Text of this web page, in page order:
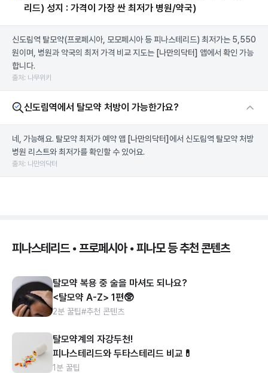
리드) 성지 : 가격이 가장 싼 최저가 병원/약국)
신도림역 탈모약(프로페시아, 모모페시아 등 피나스테리드) 최저가는 5,550
원이며, 병원과 약국의 최저 가격 비교 지도는 [나만의닥터] 앱에서 확인 가능
합니다.
출처: 나무위키
신도림역에서 탈모약 처방이 가능한가요?
네, 가능해요. 탈모약 최저가 예약 앱 [나만의닥터] 에서 신도림역 탈모약 처방
병원 리스트와 최저가를 확인할 수 있어요.
출처: 나만의닥터
피나스테리드 • 프로페시아 • 피나모 등 추천 콘텐츠
탈모약 복용 중 술을 마셔도 되나요?
<탈모약 A-Z> 1편🥸
2분 꿀팁#추천 콘텐츠
탈모약계의 자강두천!
피나스테리드와 두타스테리드 비교💊
1분 꿀팁